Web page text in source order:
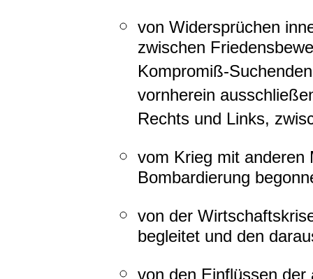
von Widersprüchen
zwischen
Kompromiß-
vornherein
Rechts und Links,
vom Krieg mit anderen
Bombardierung
von der
begleitet und den
von den Einflüssen